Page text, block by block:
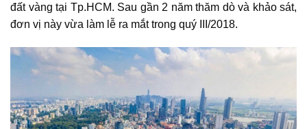
đất vàng tại Tp.HCM. Sau gần 2 năm thăm dò và khảo sát,
đơn vị này vừa làm lễ ra mắt trong quý III/2018.